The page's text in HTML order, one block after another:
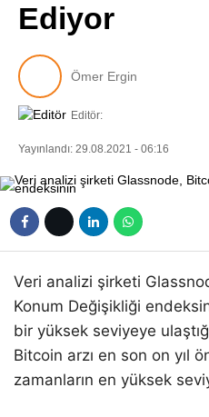
Ediyor
Ömer Ergin
Editör:
Yayınlandı: 29.08.2021 - 06:16
Veri analizi şirketi
Konum Değişikliği
bir yüksek seviyeye
Bitcoin arzı en son on yıl
zamanların en yüksek